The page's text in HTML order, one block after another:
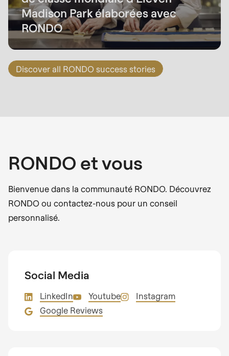
Madison Park élaborées avec
RONDO
Discover all RONDO success stories
RONDO et vous
Bienvenue dans la communauté RONDO. Découvrez
RONDO ou contactez-nous pour un conseil
personnalisé.
Social Media
LinkedIn Youtube
Instagram
Google Reviews